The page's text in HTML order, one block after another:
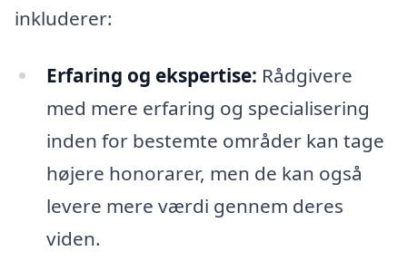
inkluderer:
Erfaring og ekspertise: Rådgivere
med mere erfaring og specialisering
inden for bestemte områder kan tage
højere honorarer, men de kan også
levere mere værdi gennem deres
viden.